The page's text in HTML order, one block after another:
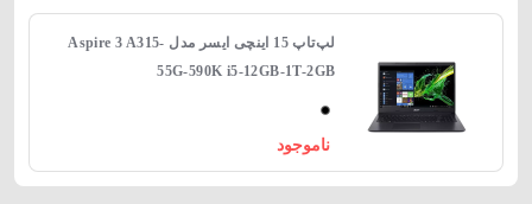
لپ‌تاپ 15 اینچی ایسر مدل Aspire 3 A315-
55G-590K i5-12GB-1T-2GB
ناموجود